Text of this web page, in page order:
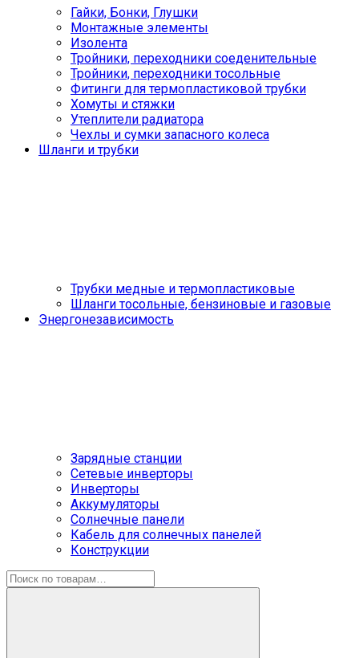
Гайки, Бонки, Глушки
Монтажные элементы
Изолента
Тройники, переходники соеденительные
Тройники, переходники тосольные
Фитинги для термопластиковой трубки
Хомуты и стяжки
Утеплители радиатора
Чехлы и сумки запасного колеса
Шланги и трубки
Трубки медные и термопластиковые
Шланги тосольные, бензиновые и газовые
Энергонезависимость
Зарядные станции
Сетевые инверторы
Инверторы
Аккумуляторы
Солнечные панели
Кабель для солнечных панелей
Конструкции